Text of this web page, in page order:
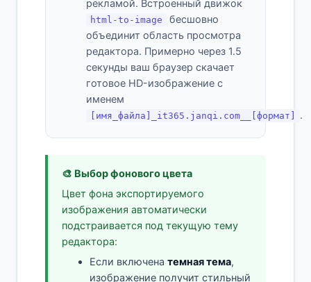
рекламой. Встроенный движок
html-to-image
бесшовно
объединит область просмотра
редактора. Примерно через 1.5
секунды ваш браузер скачает
готовое HD-изображение с
именем
[имя_файла]_it365.janqi.com__[формат] .
🎨 Выбор фонового цвета
Цвет фона экспортируемого
изображения автоматически
подстраивается под текущую тему
редактора:
Если включена темная тема,
изображение получит стильный